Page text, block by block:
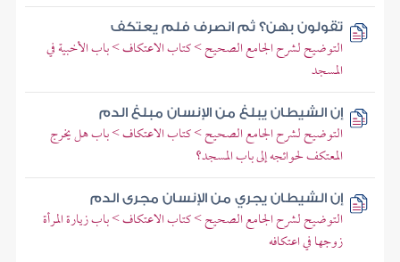
تقولون بهن؟ ثم انصرف فلم يعتكف
التوضيح لشرح الجامع الصحيح > كتاب الاعتكاف > باب الأخبية في
المسجد
إن الشيطان يبلغ من الإنسان مبلغ الدم
التوضيح لشرح الجامع الصحيح > كتاب الاعتكاف > باب هل يخرج
المعتكف لحوائجه إلى باب المسجد؟
إن الشيطان يجري من الإنسان مجرى الدم
التوضيح لشرح الجامع الصحيح > كتاب الاعتكاف > باب زيارة المرأة
زوجها في اعتكافه